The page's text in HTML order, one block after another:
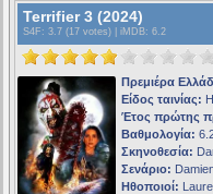
Terrifier 3 (2024)
S4F : 3.7 (17 votes) | iMDB: 6.2
Πρεμιέρα
Είδος ταινίας:
Έτος πρώτης
Βαθμολογία:
Σκηνοθεσία:
Σενάριο:
Ηθοποιοί: